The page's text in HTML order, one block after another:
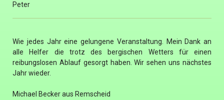
Peter
Wie jedes Jahr eine gelungene Veranstaltung. Mein Dank an
alle Helfer die trotz des bergischen Wetters für einen
reibungslosen Ablauf gesorgt haben. Wir sehen uns nächstes
Jahr wieder.
Michael Becker aus Remscheid